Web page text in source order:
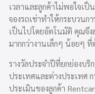
เวลาและลูกค้าไม่พอใจเ
จองรถเช่าทำให้กระบวนก
เป็นไปโดยอัตโนมัติ คุณจึ
มากกว่างานเล็กๆ น้อยๆ ที่
รางวัลประจำปีที่ยกย่องบ
ประเทศและต่างประเทศ
ประเมินของลูกค้า